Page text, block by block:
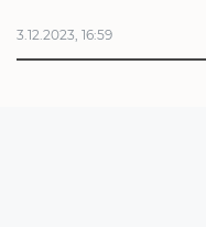
3.12.2023, 16:59